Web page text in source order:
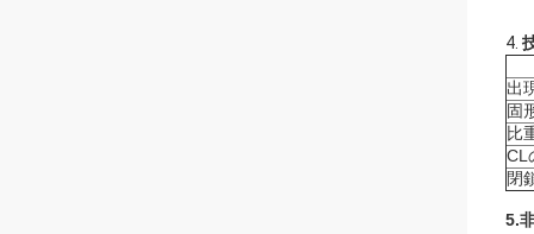
4.
出
固
比
CL
閉
5.